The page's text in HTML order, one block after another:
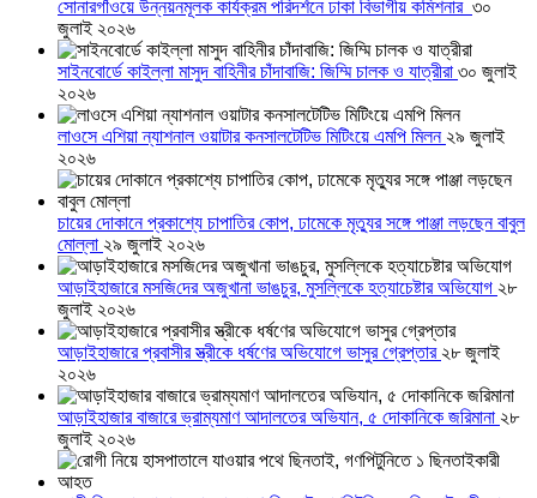
সোনারগাঁওয়ে উন্নয়নমূলক কার্যক্রম পরিদর্শনে ঢাকা বিভাগীয় কমিশনার ৩০
জুলাই ২০২৬
সাইনবোর্ডে কাইল্লা মাসুদ বাহিনীর চাঁদাবাজি: জিম্মি চালক ও যাত্রীরা ৩০ জুলাই
২০২৬
লাওসে এশিয়া ন্যাশনাল ওয়াটার কনসালটেটিভ মিটিংয়ে এমপি মিলন ২৯ জুলাই
২০২৬
চায়ের দোকানে প্রকাশ্যে চাপাতির কোপ, ঢামেকে মৃত্যুর সঙ্গে পাঞ্জা লড়ছেন বাবুল
মোল্লা ২৯ জুলাই ২০২৬
আড়াইহাজারে মস‌জি‌দের অজুখানা ভাঙচুর, মুসল্লিকে হত্যাচেষ্টার অভিযোগ ২৮
জুলাই ২০২৬
আড়াইহাজারে প্রবাসীর স্ত্রীকে ধর্ষণের অভিযোগে ভাসুর গ্রেপ্তার ২৮ জুলাই
২০২৬
আড়াইহাজার বাজারে ভ্রাম্যমাণ আদালতের অভিযান, ৫ দোকানিকে জরিমানা ২৮
জুলাই ২০২৬